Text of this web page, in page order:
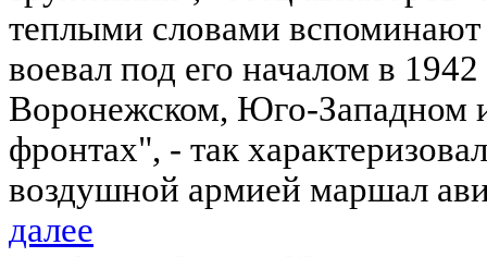
теплыми словами
воевал под его началом в
Воронежском, Юго-Западном
фронтах", - так
воздушной армией маршал
далее